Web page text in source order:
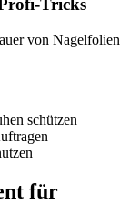
Tricks
von Nagelfolien
schützen
für